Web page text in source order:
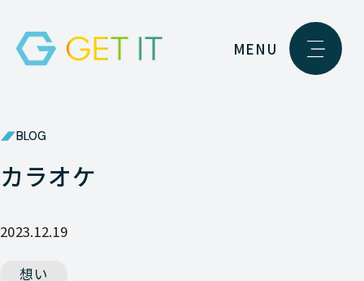
MENU
BLOG
カラオケ
2023.12.19
想い